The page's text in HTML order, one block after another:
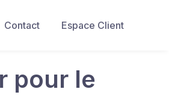
Contact
Espace Client
pour le